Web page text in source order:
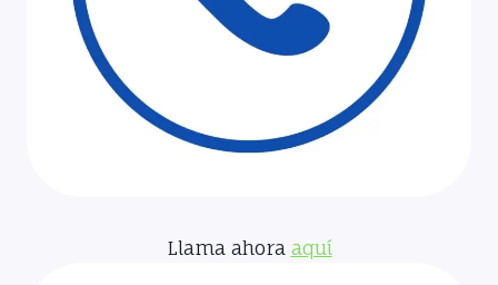
Llama ahora aquí